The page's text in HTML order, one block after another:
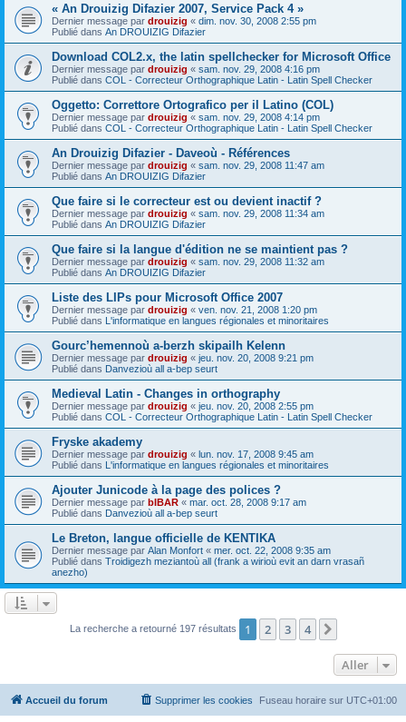
« An Drouizig Difazier 2007, Service Pack 4 »
Dernier message par drouizig « dim. nov. 30, 2008 2:55 pm
Publié dans An DROUIZIG Difazier
Download COL2.x, the latin spellchecker for Microsoft Office
Dernier message par drouizig « sam. nov. 29, 2008 4:16 pm
Publié dans COL - Correcteur Orthographique Latin - Latin Spell Checker
Oggetto: Correttore Ortografico per il Latino (COL)
Dernier message par drouizig « sam. nov. 29, 2008 4:14 pm
Publié dans COL - Correcteur Orthographique Latin - Latin Spell Checker
An Drouizig Difazier - Daveoù - Références
Dernier message par drouizig « sam. nov. 29, 2008 11:47 am
Publié dans An DROUIZIG Difazier
Que faire si le correcteur est ou devient inactif ?
Dernier message par drouizig « sam. nov. 29, 2008 11:34 am
Publié dans An DROUIZIG Difazier
Que faire si la langue d'édition ne se maintient pas ?
Dernier message par drouizig « sam. nov. 29, 2008 11:32 am
Publié dans An DROUIZIG Difazier
Liste des LIPs pour Microsoft Office 2007
Dernier message par drouizig « ven. nov. 21, 2008 1:20 pm
Publié dans L'informatique en langues régionales et minoritaires
Gourc’hemennoù a-berzh skipailh Kelenn
Dernier message par drouizig « jeu. nov. 20, 2008 9:21 pm
Publié dans Danvezioù all a-bep seurt
Medieval Latin - Changes in orthography
Dernier message par drouizig « jeu. nov. 20, 2008 2:55 pm
Publié dans COL - Correcteur Orthographique Latin - Latin Spell Checker
Fryske akademy
Dernier message par drouizig « lun. nov. 17, 2008 9:45 am
Publié dans L'informatique en langues régionales et minoritaires
Ajouter Junicode à la page des polices ?
Dernier message par bIBAR « mar. oct. 28, 2008 9:17 am
Publié dans Danvezioù all a-bep seurt
Le Breton, langue officielle de KENTIKA
Dernier message par Alan Monfort « mer. oct. 22, 2008 9:35 am
Publié dans Troidigezh meziantoù all (frank a wirioù evit an darn vrasañ
anezho)
La recherche a retourné 197 résultats 1 2 3 4
Aller
Accueil du forum Fuseau horaire sur UTC+01:00
Supprimer les cookies